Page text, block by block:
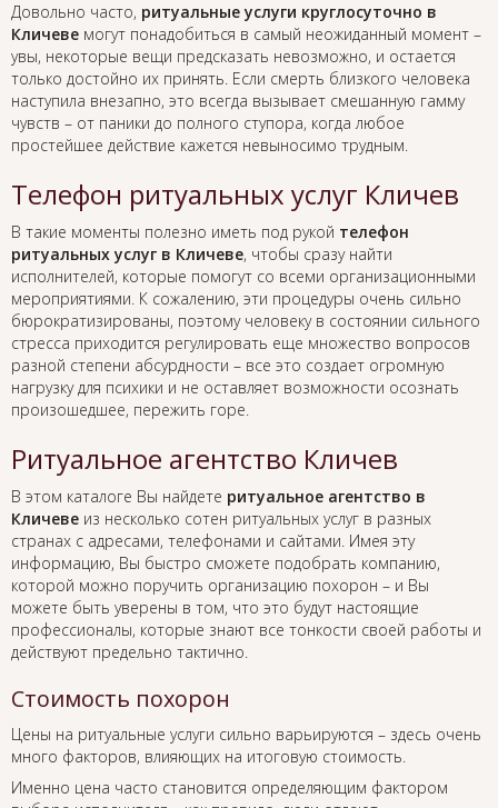
Довольно часто, ритуальные услуги круглосуточно в
Кличеве могут понадобиться в самый неожиданный момент –
увы, некоторые вещи предсказать невозможно, и остается
только достойно их принять. Если смерть близкого человека
наступила внезапно, это всегда вызывает смешанную гамму
чувств – от паники до полного ступора, когда любое
простейшее действие кажется невыносимо трудным.
Телефон ритуальных услуг Кличев
В такие моменты полезно иметь под рукой телефон
ритуальных услуг в Кличеве, чтобы сразу найти
исполнителей, которые помогут со всеми организационными
мероприятиями. К сожалению, эти процедуры очень сильно
бюрократизированы, поэтому человеку в состоянии сильного
стресса приходится регулировать еще множество вопросов
разной степени абсурдности – все это создает огромную
нагрузку для психики и не оставляет возможности осознать
произошедшее, пережить горе.
Ритуальное агентство Кличев
В этом каталоге Вы найдете ритуальное агентство в
Кличеве из несколько сотен ритуальных услуг в разных
странах с адресами, телефонами и сайтами. Имея эту
информацию, Вы быстро сможете подобрать компанию,
которой можно поручить организацию похорон – и Вы
можете быть уверены в том, что это будут настоящие
профессионалы, которые знают все тонкости своей работы и
действуют предельно тактично.
Стоимость похорон
Цены на ритуальные услуги сильно варьируются – здесь очень
много факторов, влияющих на итоговую стоимость.
Именно цена часто становится определяющим фактором